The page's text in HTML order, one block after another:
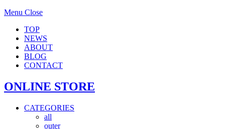
Menu Close
TOP
NEWS
ABOUT
BLOG
CONTACT
ONLINE STORE
CATEGORIES
all
outer